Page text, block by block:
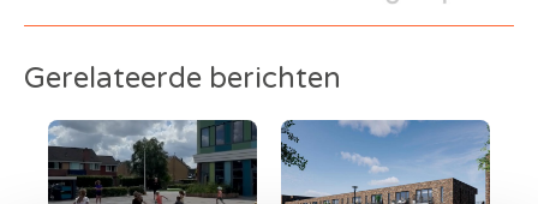
Gerelateerde berichten